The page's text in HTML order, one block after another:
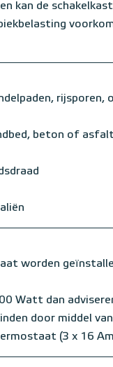
kan de
rijsporen,
beton of
worden
Watt dan
door middel
(3 x 16